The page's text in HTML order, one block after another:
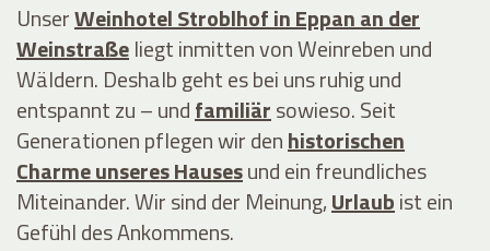
UnserWeinhotel Stroblhof in Eppan an der
Weinstraßeliegt inmitten von Weinreben und
Wäldern. Deshalb geht es bei uns ruhig und
entspannt zu – undfamiliärsowieso. Seit
Generationen pflegen wir denhistorischen
Charme unseres Hausesund ein freundliches
Miteinander. Wir sind der Meinung,Urlaubist ein
Gefühl des Ankommens.